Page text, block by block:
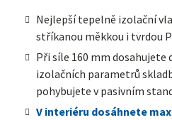
Nejlepší tepelně izolační
stříkanou měkkou i tvrdou
Při síle 160 mm dosahujete
izolačních parametrů
pohybujete v pasivním
V interiéru dosáhnete